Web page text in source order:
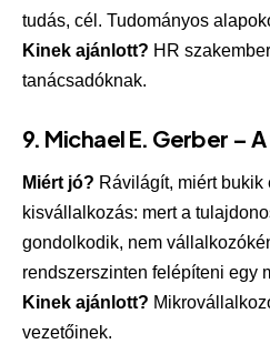
tudás, cél. Tudományos
Kinek ajánlott? HR
tanácsadóknak.
9. Michael E. Gerber –
Miért jó? Rávilágít, miért bukik
kisvállalkozás: mert a
gondolkodik, nem
rendszerszinten felépíteni egy
Kinek ajánlott?
vezetőinek.